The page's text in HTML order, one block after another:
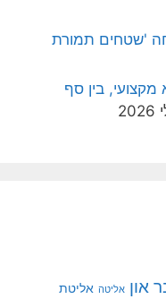
'שטחים תמורת
מקצועי, בין סף
און אליטה אליטת